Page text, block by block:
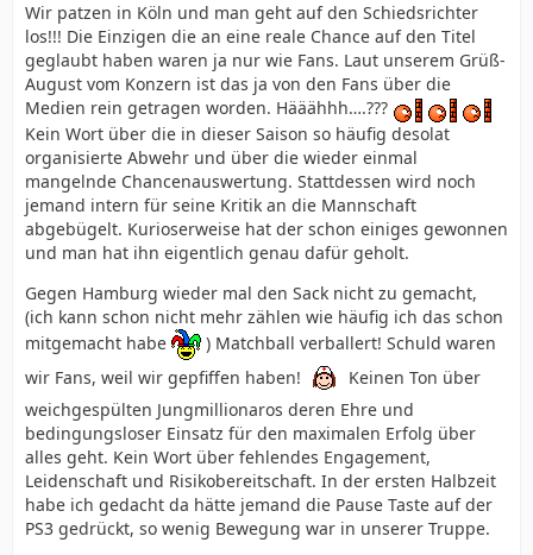
Wir patzen in Köln und man geht auf den Schiedsrichter
los!!! Die Einzigen die an eine reale Chance auf den Titel
geglaubt haben waren ja nur wie Fans. Laut unserem Grüß-
August vom Konzern ist das ja von den Fans über die
Medien rein getragen worden. Hääähhh….???
Kein Wort über die in dieser Saison so häufig desolat
organisierte Abwehr und über die wieder einmal
mangelnde Chancenauswertung. Stattdessen wird noch
jemand intern für seine Kritik an die Mannschaft
abgebügelt. Kurioserweise hat der schon einiges gewonnen
und man hat ihn eigentlich genau dafür geholt.
Gegen Hamburg wieder mal den Sack nicht zu gemacht,
(ich kann schon nicht mehr zählen wie häufig ich das schon
mitgemacht habe
) Matchball verballert! Schuld waren
wir Fans, weil wir gepfiffen haben!
Keinen Ton über
weichgespülten Jungmillionaros deren Ehre und
bedingungsloser Einsatz für den maximalen Erfolg über
alles geht. Kein Wort über fehlendes Engagement,
Leidenschaft und Risikobereitschaft. In der ersten Halbzeit
habe ich gedacht da hätte jemand die Pause Taste auf der
PS3 gedrückt, so wenig Bewegung war in unserer Truppe.